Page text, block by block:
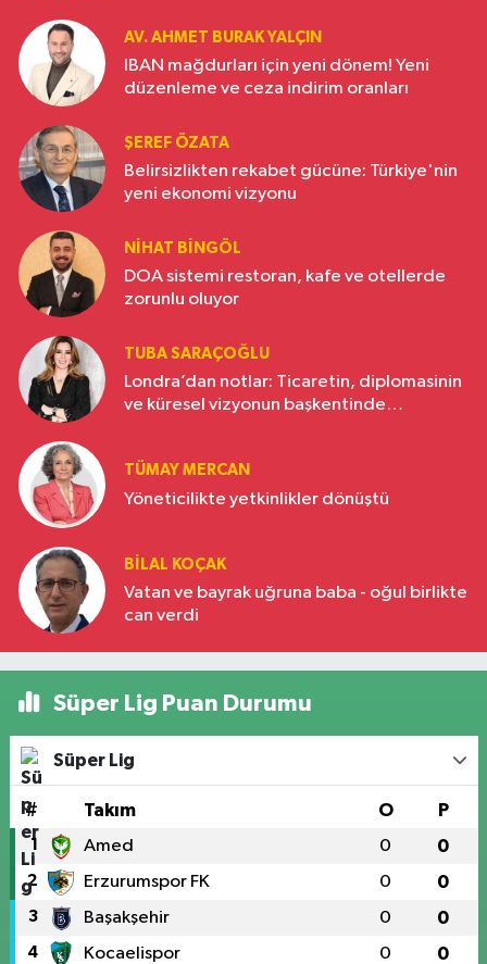
AV. AHMET BURAK YALÇIN
IBAN mağdurları için yeni dönem! Yeni
düzenleme ve ceza indirim oranları
ŞEREF ÖZATA
Belirsizlikten rekabet gücüne: Türkiye'nin
yeni ekonomi vizyonu
NIHAT BINGÖL
DOA sistemi restoran, kafe ve otellerde
zorunlu oluyor
TUBA SARAÇOĞLU
Londra’dan notlar: Ticaretin, diplomasinin
ve küresel vizyonun başkentinde
TÜMAY MERCAN
Yöneticilikte yetkinlikler dönüştü
BILAL KOÇAK
Vatan ve bayrak uğruna baba - oğul birlikte
can verdi
Süper Lig Puan Durumu
Süper Lig
# Takım O P
1 Amed 0 0
2 Erzurumspor FK 0 0
3 Başakşehir 0 0
4 Kocaelispor 0 0